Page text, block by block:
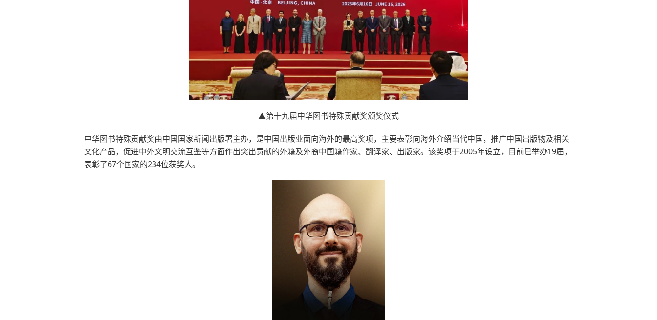
▲第十九届中华图书特殊贡献奖颁奖仪式
中华图书特殊贡献奖由中国国家新闻出版署主办，是中国出版业面向海外的最高奖项，主要表彰向海外介绍当代中国，推广中国出版物及相关
文化产品，促进中外文明交流互鉴等方面作出突出贡献的外籍及外裔中国籍作家、翻译家、出版家。该奖项于2005年设立，目前已举办19届，
表彰了67个国家的234位获奖人。